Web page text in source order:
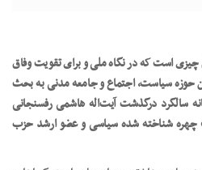
است که در نگاه ملی و برای تقویت وفاق
حوزه سیاست، اجتماع و جامعه مدنی به بحث
سالگرد درگذشت آیت‌اله هاشمی رفسنجانی
چهره شناخته شده سیاسی و عضو ارشد حزب